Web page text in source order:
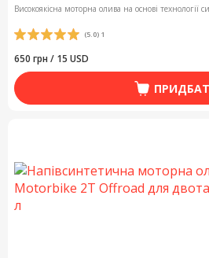
Високоякісна моторна олива на основі технології
(5.0) 1
650 грн / 15 USD